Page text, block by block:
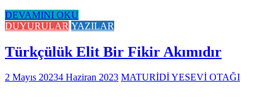
DEVAMINI OKU
DUYURULAR YAZILAR
Türkçülük Elit Bir Fikir Akımıdır
2 Mayıs 20234 Haziran 2023 MATURİDİ YESEVİ OTAĞI